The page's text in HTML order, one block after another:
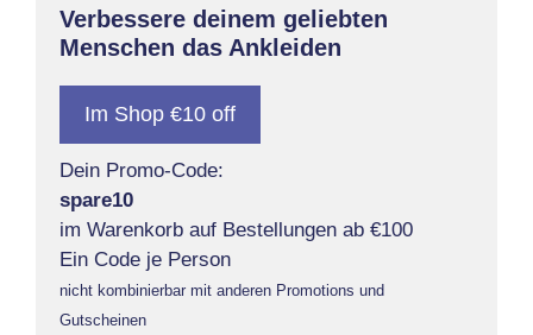
Verbessere deinem geliebten
Menschen das Ankleiden
Im Shop €10 off
Dein Promo-Code:
spare10
im Warenkorb auf Bestellungen ab €100
Ein Code je Person
nicht kombinierbar mit anderen Promotions und
Gutscheinen